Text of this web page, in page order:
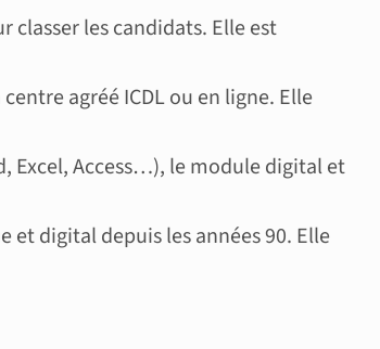
les candidats. Elle est
agréé ICDL ou en ligne. Elle
Excel, Access…), le module digital et
et digital depuis les années 90. Elle